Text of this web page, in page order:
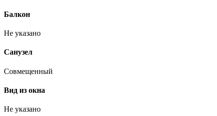
Балкон
Не указано
Санузел
Совмещенный
Вид из окна
Не указано